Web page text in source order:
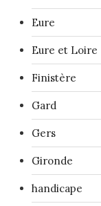
Eure
Eure et Loire
Finistère
Gard
Gers
Gironde
handicape